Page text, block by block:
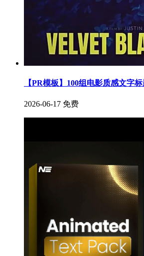
【PR模板】100组电影质感文字
2026-06-17 免费